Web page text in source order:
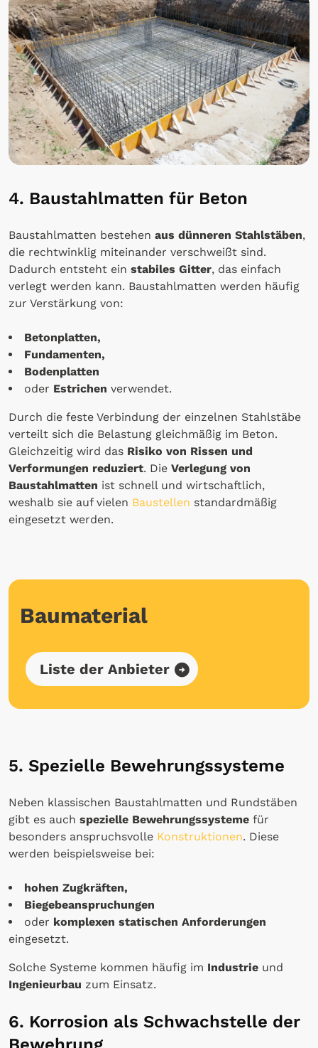
4. Baustahlmatten für Beton
Baustahlmatten bestehen aus dünneren Stahlstäben,
die rechtwinklig miteinander verschweißt sind.
Dadurch entsteht ein stabiles Gitter, das einfach
verlegt werden kann. Baustahlmatten werden häufig
zur Verstärkung von:
Betonplatten,
Fundamenten,
Bodenplatten
oder Estrichen verwendet.
Durch die feste Verbindung der einzelnen Stahlstäbe
verteilt sich die Belastung gleichmäßig im Beton.
Gleichzeitig wird das Risiko von Rissen und
Verformungen reduziert. Die Verlegung von
Baustahlmatten ist schnell und wirtschaftlich,
weshalb sie auf vielen Baustellen standardmäßig
eingesetzt werden.
Baumaterial
Liste der Anbieter
5. Spezielle Bewehrungssysteme
Neben klassischen Baustahlmatten und Rundstäben
gibt es auch spezielle Bewehrungssysteme für
besonders anspruchsvolle Konstruktionen. Diese
werden beispielsweise bei:
hohen Zugkräften,
Biegebeanspruchungen
oder komplexen statischen Anforderungen
eingesetzt.
Solche Systeme kommen häufig im Industrie und
Ingenieurbau zum Einsatz.
6. Korrosion als Schwachstelle der